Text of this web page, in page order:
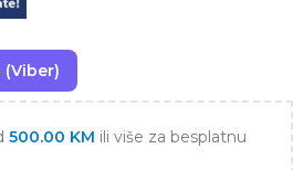
(Viber)
500.00 KM ili više za besplatnu